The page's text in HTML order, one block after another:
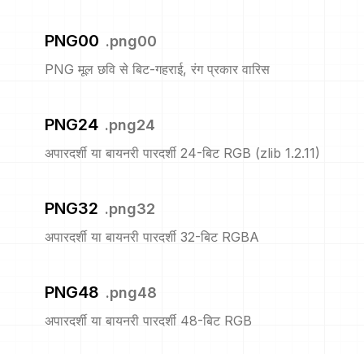
PNG00 .png00
PNG मूल छवि से बिट-गहराई, रंग प्रकार वारिस
PNG24 .png24
अपारदर्शी या बायनरी पारदर्शी 24-बिट RGB (zlib 1.2.11)
PNG32 .png32
अपारदर्शी या बायनरी पारदर्शी 32-बिट RGBA
PNG48 .png48
अपारदर्शी या बायनरी पारदर्शी 48-बिट RGB